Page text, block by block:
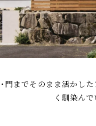
門までそのまま活かし
く馴染んで